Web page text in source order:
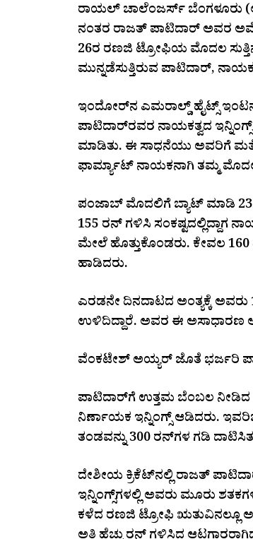
ರಾಯಲ್ ಚಾಲೆಂಜರ್ಸ್ ಬೆಂಗಳೂರು
ನಂತರ ರಾಜತ್ ಪಾಟಿದಾರ್ ಅವರ
26ರ ರಣಜಿ ಟ್ರೋಫಿಯ ಮೊದಲ
ಮುನ್ನಡೆಸುತ್ತಿರುವ ಪಾಟಿದಾರ್,
ಇಂದೋರ್‌ನ ಎಮರಾಲ್ಡ್ ಹೈಟ್ಸ್
ಪಾಟಿದಾರ್‌ರವರ ನಾಯಕತ್ವದ
ಮಾಡಿತು. ಈ ಸಾಧನೆಯು ಅವರಿಗೆ
ಫಾರ್ಮ್ಯಾಟ್ ನಾಯಕನಾಗಿ ತಮ್ಮ
ಪಂಜಾಬ್ ಮೊದಲಿಗೆ ಬ್ಯಾಟ್ ಮಾಡಿ
155 ರನ್ ಗಳಿಸಿ ಸಂಕಷ್ಟದಲ್ಲಿದ್ದಾಗ
ಮೇಲೆ ಹೊತ್ತುಕೊಂಡರು. ಕೇವಲ
ಹಾಡಿದರು.
ಎರಡನೇ ದಿನದಾಟದ ಅಂತ್ಯಕ್ಕೆ
ಉಳಿದಿದ್ದಾರೆ. ಅವರ ಈ ಅಸಾಧಾರಣ
ವೆಂಕಟೇಶ್ ಅಯ್ಯರ್ ಜೊತೆ ಭರ್ಜರಿ
ಪಾಟಿದಾರ್‌ಗೆ ಉತ್ತಮ ಬೆಂಬಲ
ನಿರ್ಣಾಯಕ ಇನ್ನಿಂಗ್ಸ್ ಆಡಿದರು.
ತಂಡವನ್ನು 300 ರನ್‌ಗಳ ಗಡಿ
ದೇಶೀಯ ಕ್ರಿಕೆಟ್‌ನಲ್ಲಿ ರಾಜತ್
ಇನ್ನಿಂಗ್ಸ್‌ಗಳಲ್ಲಿ ಅವರು ಮೂರು
ಕಳೆದ ರಣಜಿ ಟ್ರೋಫಿ ಋತುವಿನಲ್ಲೂ